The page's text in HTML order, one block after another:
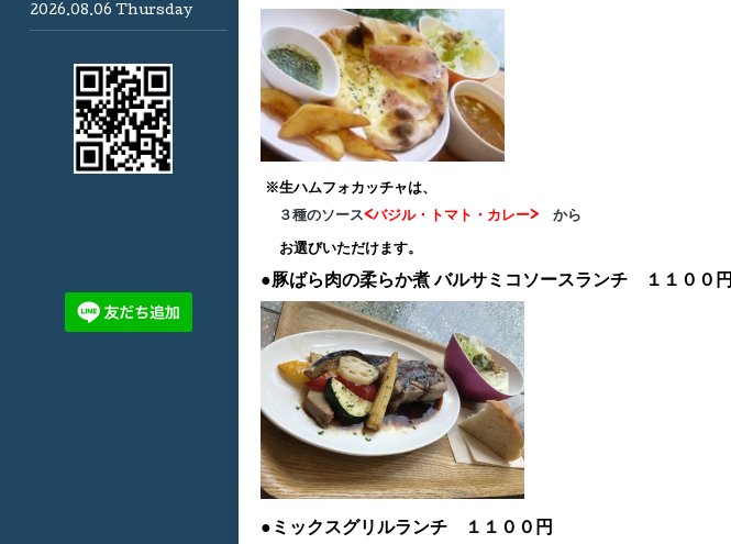
※生ハムフォカッチャは、
３種のソース<バジル・トマト・カレー> から
お選びいただけます。
●豚ばら肉の柔らか煮バルサミコソースランチ １１００円
●ミックスグリルランチ １１００円
2026.08.06 Thursday